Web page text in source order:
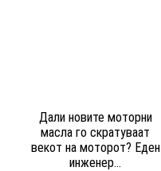
Дали новите моторни
масла го скратуваат
векот на моторот? Еден
инженер...